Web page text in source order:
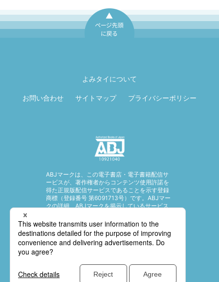
よみタイについて
お問い合わせ サイトマップ プライバシーポリシー
ABJマークは、この電子書店・電子書籍配信サ
ービスが、著作権者からコンテンツ使用許諾を
得た正規版配信サービスであることを示す登録
商標（登録番号 第6091713号）です。ABJマー
クの詳細、ABJマークを掲示しているサービス